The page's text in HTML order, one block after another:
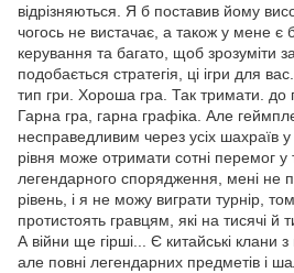
відрізняються. Я б поставив йому
чогось не вистачає, а також у мене є
керування та багато, щоб зрозуміти
подобається стратегія, ці ігри для
тип гри. Хороша гра. Так тримати. до
Гарна гра, гарна графіка. Але
несправедливим через усіх шахраїв у
рівня може отримати сотні перемог у
легендарного спорядження, мені не
рівень, і я не можу виграти турнір,
протистоять гравцям, які на тисячі й
А війни ще гірші... Є китайські клани
але повні легендарних предметів і